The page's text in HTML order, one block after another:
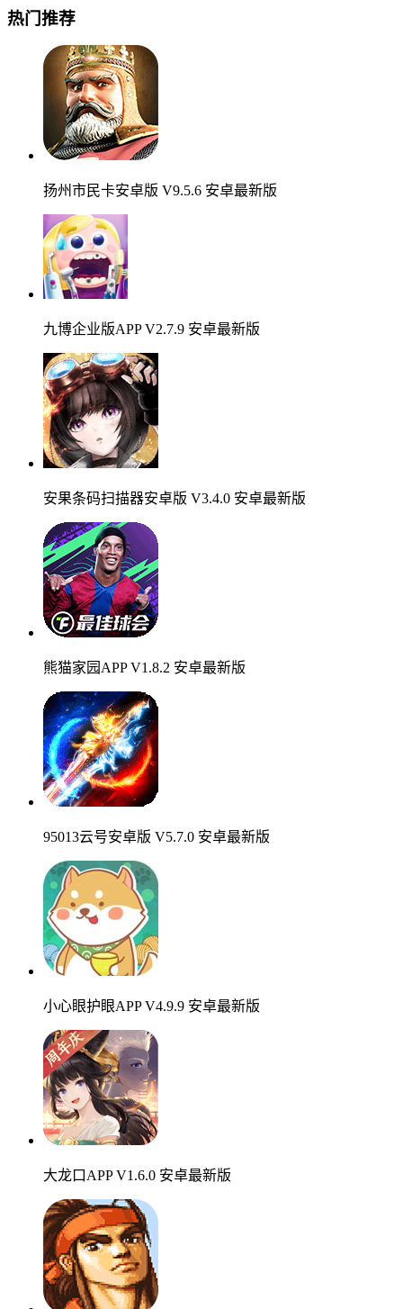
热门推荐
扬州市民卡安卓版 V9.5.6 安卓最新版
九博企业版APP V2.7.9 安卓最新版
安果条码扫描器安卓版 V3.4.0 安卓最新版
熊猫家园APP V1.8.2 安卓最新版
95013云号安卓版 V5.7.0 安卓最新版
小心眼护眼APP V4.9.9 安卓最新版
大龙口APP V1.6.0 安卓最新版